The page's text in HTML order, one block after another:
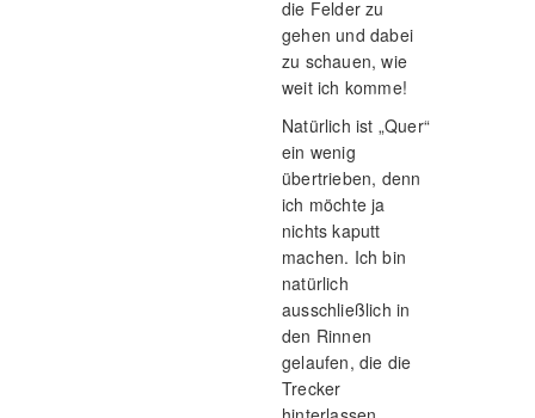
die Felder zu
gehen und dabei
zu schauen, wie
weit ich komme!
Natürlich ist „Quer“
ein wenig
übertrieben, denn
ich möchte ja
nichts kaputt
machen. Ich bin
natürlich
ausschließlich in
den Rinnen
gelaufen, die die
Trecker